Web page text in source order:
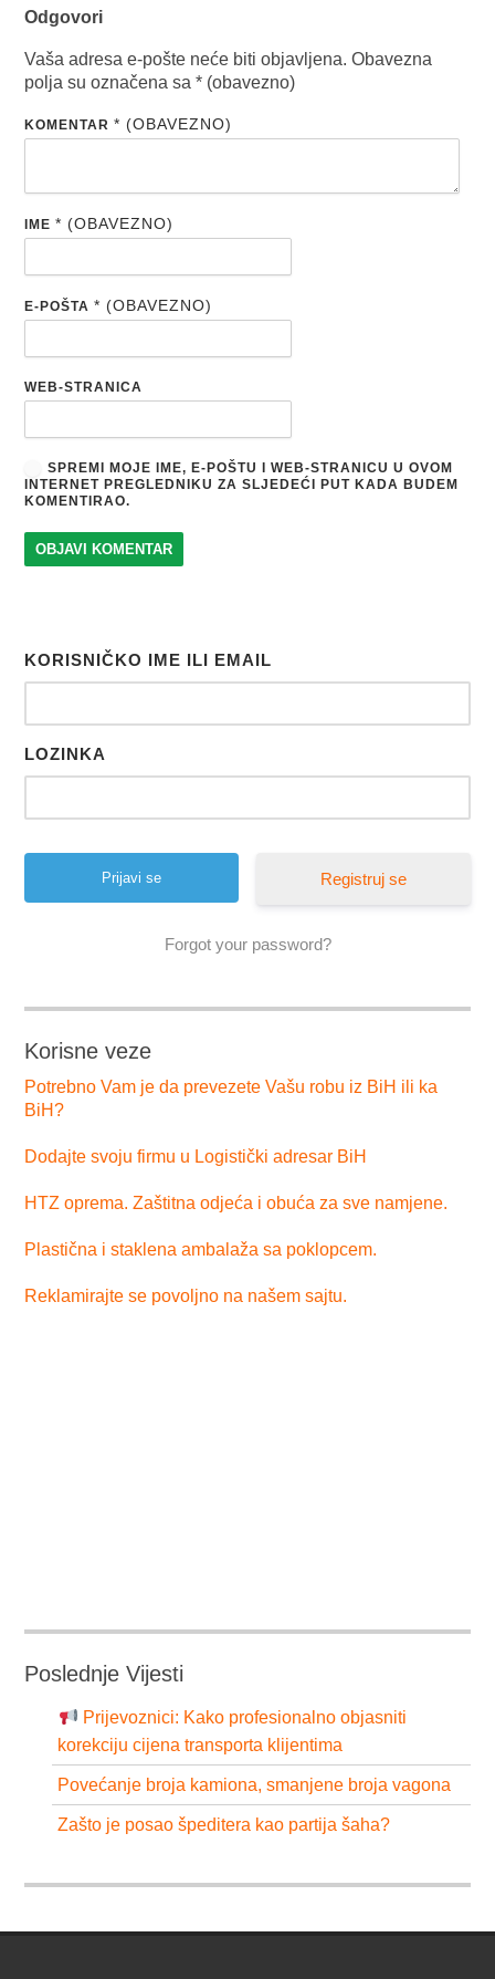
Odgovori
Vaša adresa e-pošte neće biti objavljena. Obavezna
polja su označena sa* (obavezno)
KOMENTAR* (OBAVEZNO)
IME* (OBAVEZNO)
E-POŠTA* (OBAVEZNO)
WEB-STRANICA
SPREMI MOJE IME, E-POŠTU I WEB-STRANICU U OVOM
INTERNET PREGLEDNIKU ZA SLJEDEĆI PUT KADA BUDEM
KOMENTIRAO.
KORISNIČKO IME ILI EMAIL
LOZINKA
Registruj se
Forgot your password?
Korisne veze
Potrebno Vam je da prevezete Vašu robu iz BiH ili ka
BiH?
Dodajte svoju firmu u Logistički adresar BiH
HTZ oprema. Zaštitna odjeća i obuća za sve namjene.
Plastična i staklena ambalaža sa poklopcem.
Reklamirajte se povoljno na našem sajtu.
Poslednje Vijesti
Prijevoznici: Kako profesionalno objasniti
korekciju cijena transporta klijentima
Povećanje broja kamiona, smanjene broja vagona
Zašto je posao špeditera kao partija šaha?